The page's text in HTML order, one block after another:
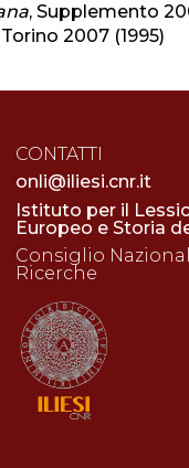
, Supplemento
Torino 2007 (1995)
CONTATTI
onli@iliesi.cnr.it
Istituto per il
Europeo e Storia
Consiglio
Ricerche